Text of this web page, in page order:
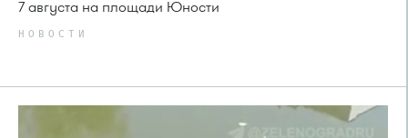
7 августа на площади Юности
НОВОСТИ